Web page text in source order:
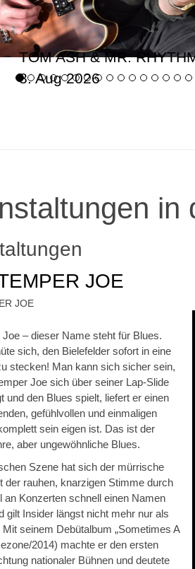
TOM ASH & MR.
8. Aug 2026
in
JOE
Joe – dieser Name steht für Blues.
sich, den Bielefelder sofort in eine
stecken! Man kann sich sicher sein,
Joe sich über seiner Lap-Slide
und den Blues spielt, liefert er einen
gefühlvollen und einmaligen
sein eigen ist. Das ist der
aber ungewöhnliche Blues.
Szene hat sich der mürrische
der rauhen, knarzigen Stimme durch
an Konzerten schnell einen Namen
gilt Insider längst nicht mehr nur als
seinem Debütalbum „Sometimes A
2014) machte er den ersten
nationaler Bühnen und deutete